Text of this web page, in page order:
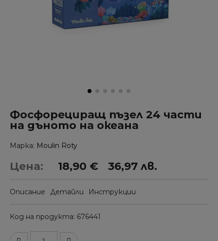
Фосфорециращ пъзел 24 части
на дъното на океана
Марка Moulin Roty
Цена: 18,90 € 36,97 лв.
Описание Детайли Инструкции
Код на продукта 676441